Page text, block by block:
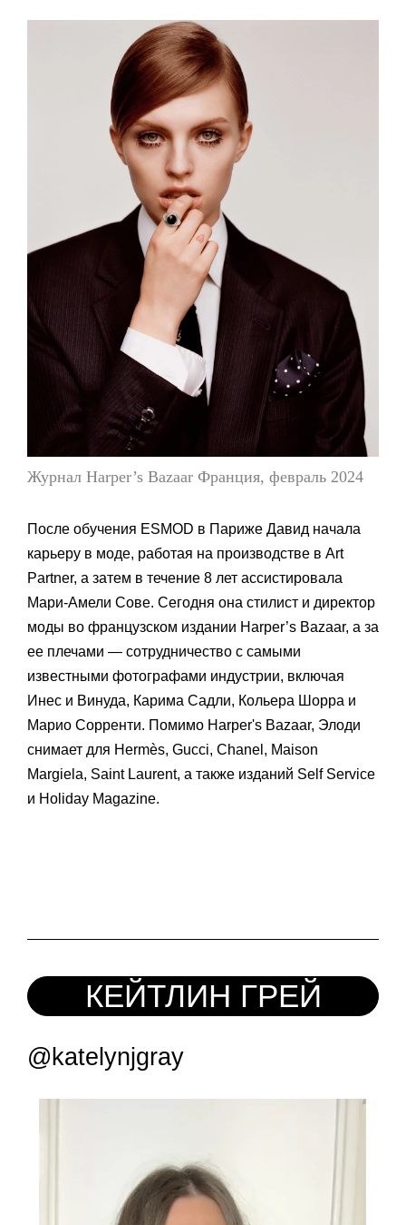
Журнал Harper’s Bazaar Франция, февраль 2024
После обучения ESMOD в Париже Давид начала
карьеру в моде, работая на производстве в Art
Partner, а затем в течение 8 лет ассистировала
Мари-Амели Сове. Сегодня она стилист и директор
моды во французском издании Harper’s Bazaar, а за
ее плечами — сотрудничество с самыми
известными фотографами индустрии, включая
Инес и Винуда, Карима Садли, Кольера Шорра и
Марио Сорренти. Помимо Harper's Bazaar, Элоди
снимает для Hermès, Gucci, Chanel, Maison
Margiela, Saint Laurent, а также изданий Self Service
и Holiday Magazine.
КЕЙТЛИН ГРЕЙ
@katelynjgray